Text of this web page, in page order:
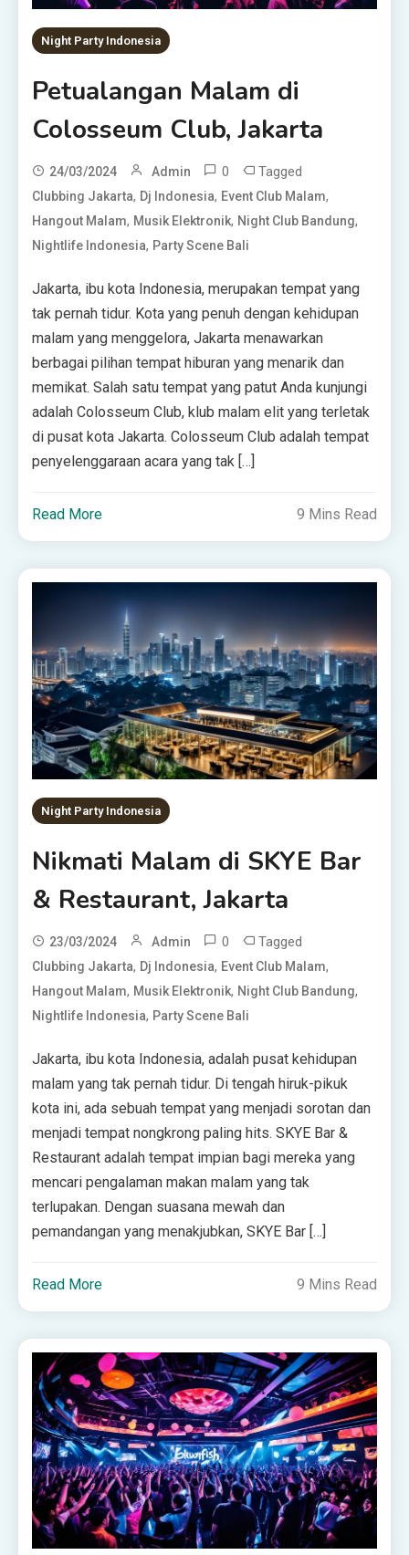
Night Party Indonesia
Petualangan Malam di
Colosseum Club, Jakarta
24/03/2024 Admin 0 Tagged
Clubbing Jakarta, Dj Indonesia, Event Club Malam,
Hangout Malam, Musik Elektronik, Night Club Bandung,
Nightlife Indonesia, Party Scene Bali
Jakarta, ibu kota Indonesia, merupakan tempat yang
tak pernah tidur. Kota yang penuh dengan kehidupan
malam yang menggelora, Jakarta menawarkan
berbagai pilihan tempat hiburan yang menarik dan
memikat. Salah satu tempat yang patut Anda kunjungi
adalah Colosseum Club, klub malam elit yang terletak
di pusat kota Jakarta. Colosseum Club adalah tempat
penyelenggaraan acara yang tak […]
Read More 9 Mins Read
Night Party Indonesia
Nikmati Malam di SKYE Bar
& Restaurant, Jakarta
23/03/2024 Admin 0 Tagged
Clubbing Jakarta, Dj Indonesia, Event Club Malam,
Hangout Malam, Musik Elektronik, Night Club Bandung,
Nightlife Indonesia, Party Scene Bali
Jakarta, ibu kota Indonesia, adalah pusat kehidupan
malam yang tak pernah tidur. Di tengah hiruk-pikuk
kota ini, ada sebuah tempat yang menjadi sorotan dan
menjadi tempat nongkrong paling hits. SKYE Bar &
Restaurant adalah tempat impian bagi mereka yang
mencari pengalaman makan malam yang tak
terlupakan. Dengan suasana mewah dan
pemandangan yang menakjubkan, SKYE Bar […]
Read More 9 Mins Read